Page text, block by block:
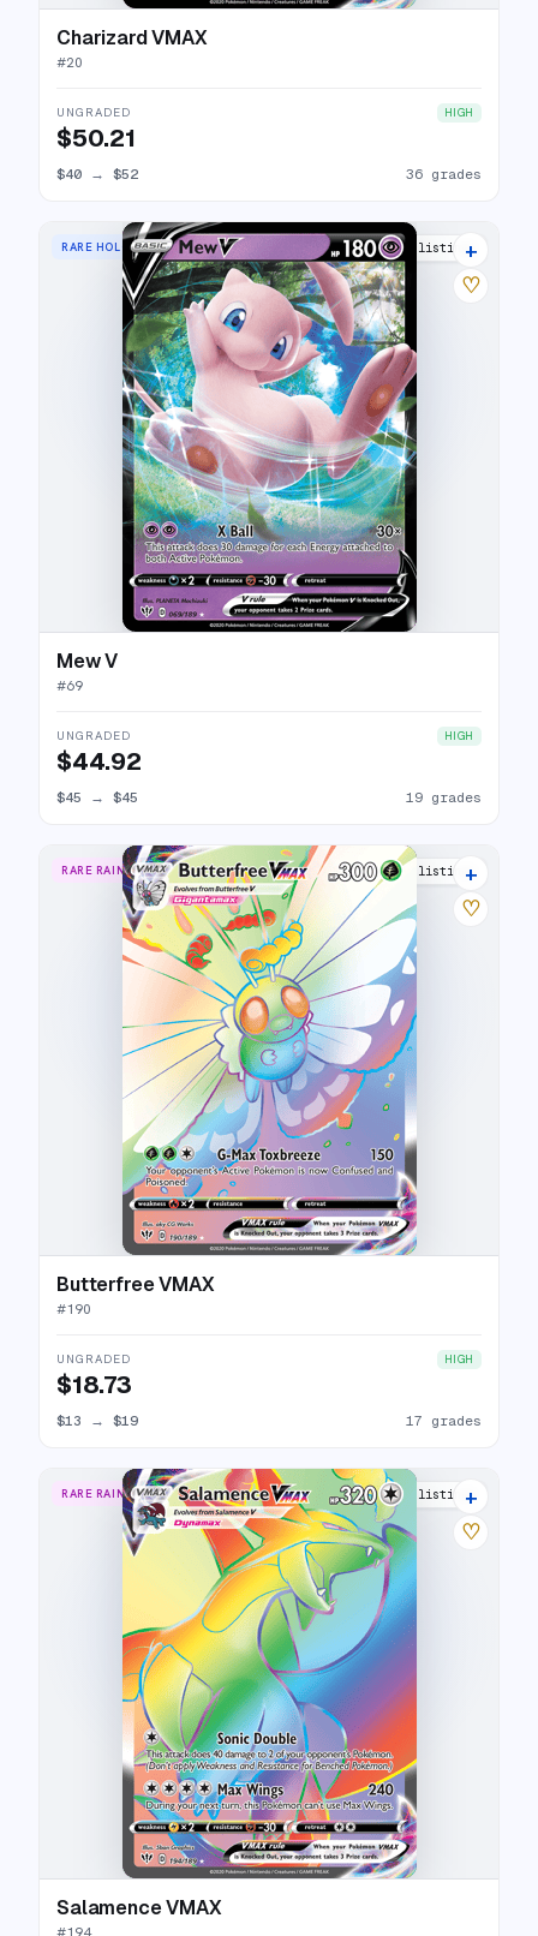
Charizard VMAX
#20
UNGRADED HIGH
$50.21
$40 → $52 36 grades
RARE HOLO V 25 listings
+
♡
Mew V
#69
UNGRADED HIGH
$44.92
$45 → $45 19 grades
RARE RAINBOW 21 listings
+
♡
Butterfree VMAX
#190
UNGRADED HIGH
$18.73
$13 → $19 17 grades
RARE RAINBOW 20 listings
+
♡
Salamence VMAX